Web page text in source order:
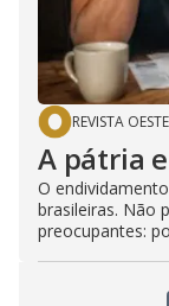
REVISTA OESTE
A pátria
O
brasileiras. Não
preocupantes: